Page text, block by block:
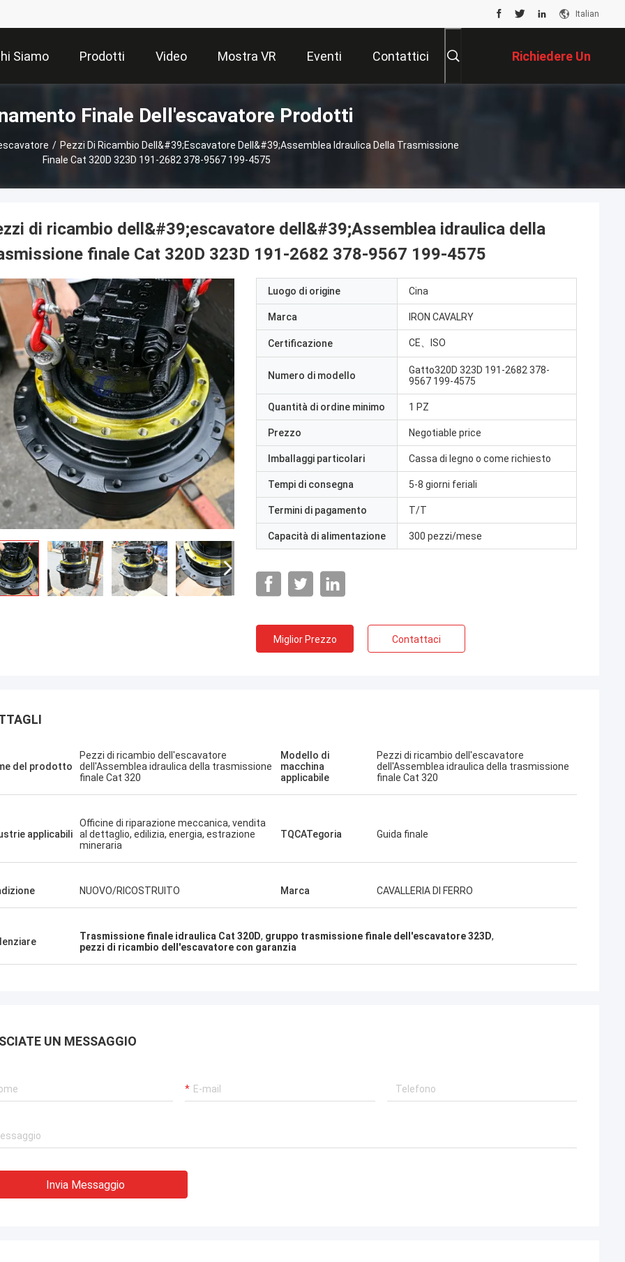
Italian
Siamo Prodotti Video Mostra VR Eventi Contattici Richiedere Un
Preventivo
Finale Dell'escavatore Prodotti
/ Pezzi Di Ricambio Dell&#39;escavatore Dell&#39;Assemblea Idraulica Della Trasmissione
Finale Cat 320D 323D 191-2682 378-9567 199-4575
Erdenetumur Kampana
una piacevole spesa
Mi piace questa azienda. Sono
professionali e amichevoli. Servizio
eccellente e consigli amichevoli,
consegna rapida. Prezzo molto buono.
bisogno.
di ricambio dell&#39;escavatore dell&#39;Assemblea idraulica della
finale Cat 320D 323D 191-2682 378-9567 199-4575
Luogo di origine Cina
Marca IRON CAVALRY
Certificazione CE、ISO
Numero di modello
Gatto320D 323D 191-2682 378-
9567 199-4575
Quantità di ordine minimo 1 PZ
Prezzo Negotiable price
Imballaggi particolari Cassa di legno o come richiesto
Tempi di consegna 5-8 giorni feriali
Termini di pagamento T/T
Capacità di alimentazione 300 pezzi/mese
Miglior Prezzo Contattaci
del prodotto
Pezzi di ricambio dell'escavatore
dell'Assemblea idraulica della trasmissione
finale Cat 320
Modello di
macchina
applicabile
Pezzi di ricambio dell'escavatore
dell'Assemblea idraulica della trasmissione
finale Cat 320
applicabili
Officine di riparazione meccanica, vendita
al dettaglio, edilizia, energia, estrazione
mineraria
TQCATegoria Guida finale
NUOVO/RICOSTRUITO Marca CAVALLERIA DI FERRO
Trasmissione finale idraulica Cat 320D, gruppo trasmissione finale dell'escavatore 323D,
pezzi di ricambio dell'escavatore con garanzia
UN MESSAGGIO
Invia Messaggio